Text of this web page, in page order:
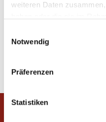
weiteren Daten
Notwendig
Präferenzen
Statistiken